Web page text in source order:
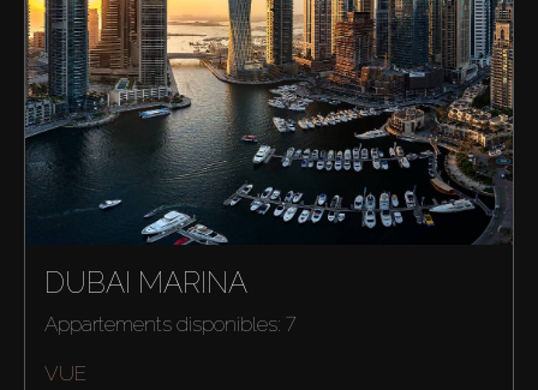
DUBAI MARINA
Appartements disponibles: 7
VUE